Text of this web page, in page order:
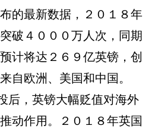
的最新数据，２０１８年
破４０００万人次，同期
计将达２６９亿英镑，创
自欧洲、美国和中国。
，英镑大幅贬值对海外
动作用。２０１８年英国